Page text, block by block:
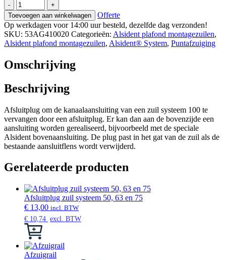
-
Afsluitplug
zuil
Alsident
systeem
100
aantal
+
Toevoegen aan winkelwagen
Offerte
Op werkdagen voor 14:00 uur besteld, dezelfde dag verzonden!
SKU: 53AG410020 Categorieën: Alsident plafond montagezuilen,
Alsident plafond montagezuilen, Alsident® System, Puntafzuiging
Omschrijving
Beschrijving
Afsluitplug om de kanaalaansluiting van een zuil systeem 100 te
vervangen door een afsluitplug. Er kan dan aan de bovenzijde een
aansluiting worden gerealiseerd, bijvoorbeeld met de speciale
Alsident bovenaansluiting. De plug past in het gat van de zuil als de
bestaande aansluitflens wordt verwijderd.
Gerelateerde producten
Afsluitplug zuil systeem 50, 63 en 75
€ 13,00 incl. BTW
€ 10,74 excl. BTW
Dit
heeft
meerdere
Afzuigrail